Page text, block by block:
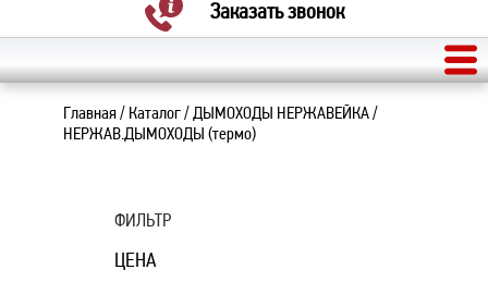
Заказать звонок
Главная/ Каталог/ ДЫМОХОДЫ НЕРЖАВЕЙКА/
НЕРЖАВ.ДЫМОХОДЫ (термо)
ФИЛЬТР
ЦЕНА